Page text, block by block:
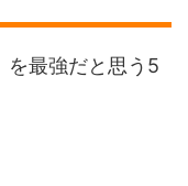
を最強だと思う5